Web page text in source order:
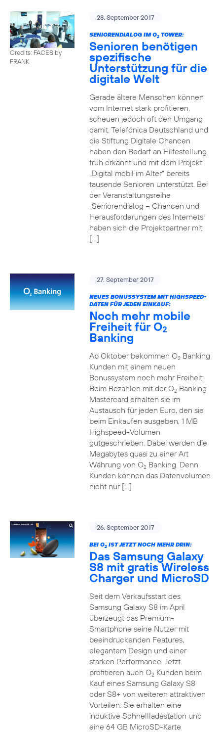
Credits: FACES by
FRANK
28. September 2017
SENIORENDIALOG IM O2TOWER:
Senioren benötigen
spezifische
Unterstützung für die
digitale Welt
Gerade ältere Menschen können
vom Internet stark profitieren,
scheuen jedoch oft den Umgang
damit. Telefónica Deutschland und
die Stiftung Digitale Chancen
haben den Bedarf an Hilfestellung
früh erkannt und mit dem Projekt
„Digital mobil im Alter“ bereits
tausende Senioren unterstützt. Bei
der Veranstaltungsreihe
„Seniorendialog – Chancen und
Herausforderungen des Internets“
haben sich die Projektpartner mit
[…]
27. September 2017
NEUES BONUSSYSTEM MIT HIGHSPEED-
DATEN FÜR JEDEN EINKAUF:
Noch mehr mobile
Freiheit für O2
Banking
Ab Oktober bekommen O2Banking
Kunden mit einem neuen
Bonussystem noch mehr Freiheit:
Beim Bezahlen mit der O2Banking
Mastercard erhalten sie im
Austausch für jeden Euro, den sie
beim Einkaufen ausgeben, 1 MB
Highspeed-Volumen
gutgeschrieben. Dabei werden die
Megabytes quasi zu einer Art
Währung von O2Banking. Denn
Kunden können das Datenvolumen
nicht nur […]
26. September 2017
BEI O2IST JETZT NOCH MEHR DRIN:
Das Samsung Galaxy
S8 mit gratis Wireless
Charger und MicroSD
Seit dem Verkaufsstart des
Samsung Galaxy S8 im April
überzeugt das Premium-
Smartphone seine Nutzer mit
beeindruckenden Features,
elegantem Design und einer
starken Performance. Jetzt
profitieren auch O2Kunden beim
Kauf eines Samsung Galaxy S8
oder S8+ von weiteren attraktiven
Vorteilen: Sie erhalten eine
induktive Schnellladestation und
eine 64 GB MicroSD-Karte